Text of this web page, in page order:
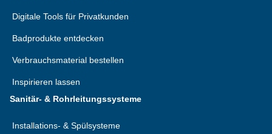
Digitale Tools für Privatkunden
Badprodukte entdecken
Verbrauchsmaterial bestellen
Inspirieren lassen
Sanitär- & Rohrleitungssysteme
Installations- & Spülsysteme